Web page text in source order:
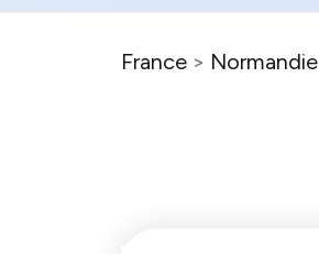
France > Normandie